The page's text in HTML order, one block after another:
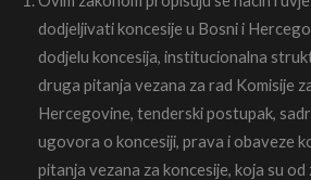
dodjeljivati koncesije u Bosni i
dodjelu koncesija, institucionalna
druga pitanja vezana za rad Komisije
Hercegovine, tenderski postupak,
ugovora o koncesiji, prava i obaveze
pitanja vezana za koncesije, koja su od